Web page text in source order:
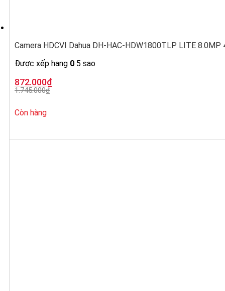
Camera HDCVI Dahua DH-HAC-HDW1800TLP LITE 8.0MP
Được xếp hạng 0 5 sao
1.745.000₫
Giá
gốc
là:
872.000₫
Giá
hiện
tại
872.000₫.
Còn hàng